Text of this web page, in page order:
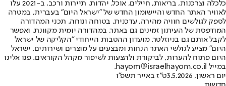
כלכלה וצרכנות, בריאות, חיילים, אוכל, יהדות, תיירות ורכב. ב-2021 עלו
לאוויר האתר החדש והיישומון החדש של "ישראל היום" בעברית, במטרה
לספק לגולשים חוויה מהירה, עדכנית, בטוחה ונוחה. תכני המהדורה
המודפסת של העיתון זמינים גם באתר, במהדורה יומית מקוונת, ואפשר
לקבל אותם גם בניוזלטר. מועדון ההטבות הייחודי "הקליקה של ישראל
היום" מציע לגולשי האתר הנחות ומבצעים על מוצרים ושירותים. ישראל
היום פתוח להערות, לביקורת ולהצעות לשיפור מקהל הקוראים. פנו אלינו
במייל hayom@israelhayom.co.il.
יום ראשון, 3.5.2026
ט"ז באייר תשפ"ו